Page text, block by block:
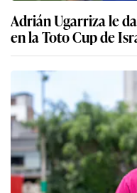
Adrián Ugarriza le
en la Toto Cup de